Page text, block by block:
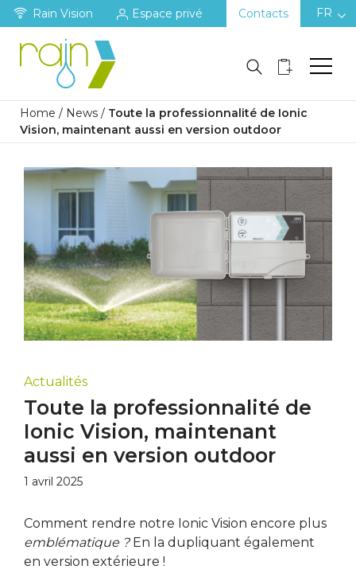
Rain Vision Espace privé Contacts FR
Home / News / Toute la professionnalité de Ionic
Vision, maintenant aussi en version outdoor
Actualités
Toute la professionnalité de
Ionic Vision, maintenant
aussi en version outdoor
1 avril 2025
Comment rendre notre Ionic Vision encore plus
emblématique ?En la dupliquant également
en version extérieure !